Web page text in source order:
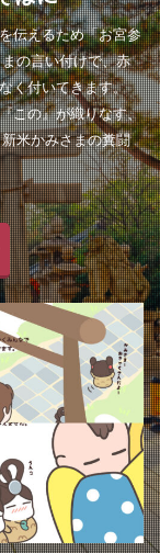
伝えるため「お宮参
の言い付けで、赤
く付いてきます。
この』が織りなす、
米かみさまの糞闘